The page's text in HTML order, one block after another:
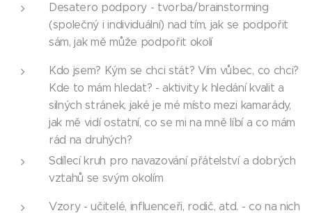
Desatero podpory - tvorba/brainstorming
(společný i individuální) nad tím, jak se podpořit
sám, jak mě může podpořit okolí
Kdo jsem? Kým se chci stát? Vím vůbec, co chci?
Kde to mám hledat? - aktivity k hledání kvalit a
silných stránek, jaké je mé místo mezi kamarády,
jak mě vidí ostatní, co se mi na mně líbí a co mám
rád na druhých?
Sdílecí kruh pro navazování přátelství a dobrých
vztahů se svým okolím
Vzory - učitelé, influenceři, rodič, atd. - co na nich